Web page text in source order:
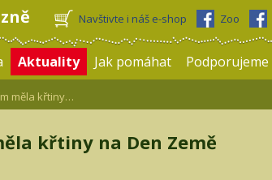
Navštivte i náš e-shop Zoo
Aktuality Jak pomáhat Podporujeme
měla křtiny…
křtiny na Den Země